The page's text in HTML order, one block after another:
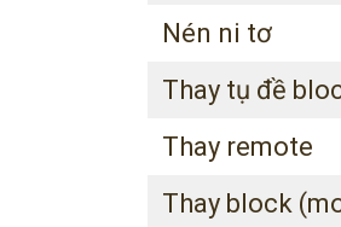
Nén ni tơ
Thay tụ đề
Thay remote
Thay block